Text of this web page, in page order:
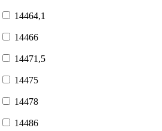
14464,1
14466
14471,5
14475
14478
14486